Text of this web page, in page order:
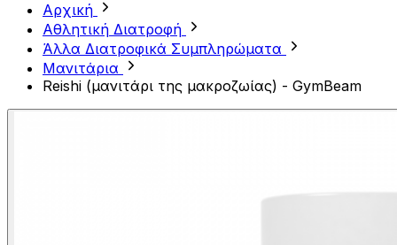
Αρχική
Αθλητική Διατροφή
Άλλα Διατροφικά Συμπληρώματα
Μανιτάρια
Reishi (μανιτάρι της μακροζωίας) - GymBeam